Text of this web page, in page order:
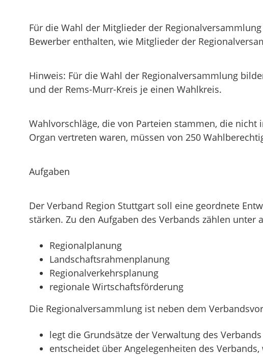
Für die Wahl der Mitglieder der
Bewerber enthalten, wie Mitglieder der
Hinweis: Für die Wahl der Regionalversammlung
und der Rems-Murr-Kreis je einen Wahlkreis.
Wahlvorschläge, die von Parteien stammen, die
Organ vertreten waren, müssen von 250
Aufgaben
Der Verband Region Stuttgart soll eine geordnete
stärken. Zu den Aufgaben des Verbands zählen unter
Regionalplanung
Landschaftsrahmenplanung
Regionalverkehrsplanung
regionale Wirtschaftsförderung
Die Regionalversammlung ist neben dem
legt die Grundsätze der Verwaltung des
entscheidet über Angelegenheiten des